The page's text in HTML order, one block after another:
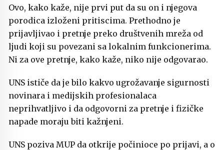
Ovo, kako kaže, nije prvi put da su on i njegova
porodica izloženi pritiscima. Prethodno je
prijavljivao i pretnje preko društvenih mreža od
ljudi koji su povezani sa lokalnim funkcionerima.
Ni za ove pretnje, kako kaže, niko nije odgovarao.
UNS ističe da je bilo kakvo ugrožavanje sigurnosti
novinara i medijskih profesionalaca
neprihvatljivo i da odgovorni za pretnje i fizičke
napade moraju biti kažnjeni.
UNS poziva MUP da otkrije počinioce po prijavi, a o